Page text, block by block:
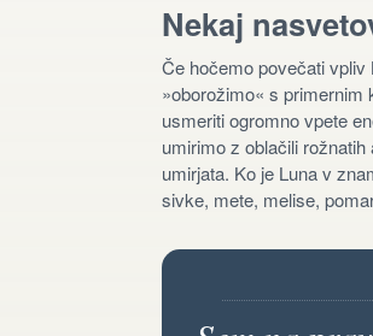
Nekaj
Če hočemo povečati vpliv
»oborožimo« s primernim
usmeriti ogromno vpete
umirimo z oblačili
umirjata. Ko je Luna v
sivke, mete, melise,